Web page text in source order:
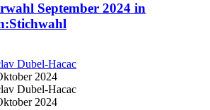
September 2024 in
Dubel-Hacac
2024
Dubel-Hacac
2024